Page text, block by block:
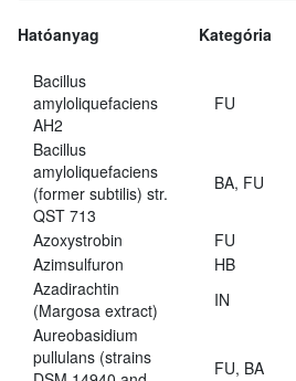
Hatóanyag Kategória
Bacillus
amyloliquefaciens
AH2
FU
Bacillus
amyloliquefaciens
(former subtilis) str.
QST 713
BA, FU
Azoxystrobin FU
Azimsulfuron
HB
Azadirachtin
(Margosa extract)
IN
Aureobasidium
pullulans (strains
FU, BA